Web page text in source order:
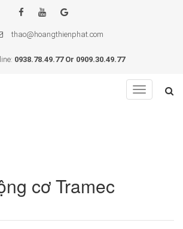
thao@hoangthienphat.com
0938.78.49.77 Or 0909.30.49.77
Toggle
navigation
cơ Tramec